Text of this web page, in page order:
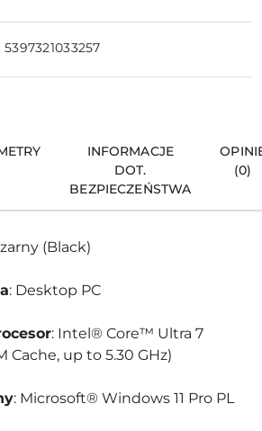
5397321033257
INFORMACJE
DOT.
BEZPIECZEŃSTWA
(0)
(Black)
: Desktop PC
: Intel® Core™ Ultra 7
Cache, up to 5.30 GHz)
: Microsoft® Windows 11 Pro PL